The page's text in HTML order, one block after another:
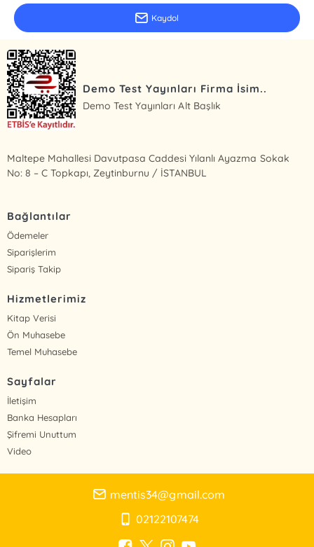
Kaydol
Demo Test Yayınları Firma İsim..
Demo Test Yayınları Alt Başlık
Maltepe Mahallesi Davutpasa Caddesi Yılanlı Ayazma Sokak
No: 8 – C Topkapı, Zeytinburnu / İSTANBUL
Bağlantılar
Ödemeler
Siparişlerim
Sipariş Takip
Hizmetlerimiz
Kitap Verisi
Ön Muhasebe
Temel Muhasebe
Sayfalar
İletişim
Banka Hesapları
Şifremi Unuttum
Video
mentis34@gmail.com
02122107474